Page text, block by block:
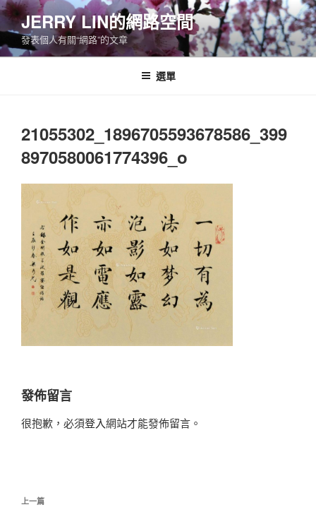
跳
至
主
要
JERRY LIN的網路空間
發表個人有關“網路”的文章
選單
21055302_1896705593678586_399
8970580061774396_o
發佈留言
很抱歉，必須登入網站才能發佈留言。
文
上
上一篇